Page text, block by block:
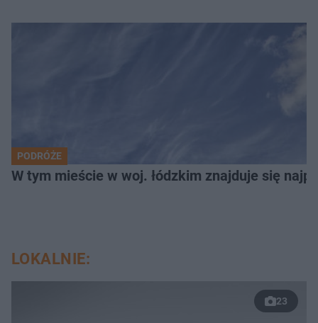
PODRÓŻE
W tym mieście w woj. łódzkim znajduje się
LOKALNIE:
23